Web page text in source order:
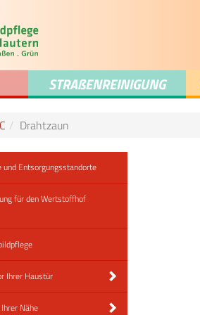
STRAßENREINIGUNG
Drahtzaun
Entsorgungsstandorte
für den Wertstoffhof
Ihrer Haustür
Nähe